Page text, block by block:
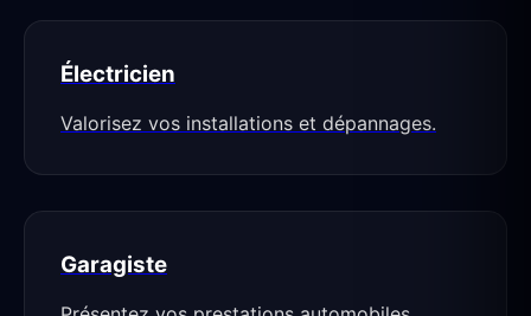
Électricien
Valorisez vos installations et dépannages.
Garagiste